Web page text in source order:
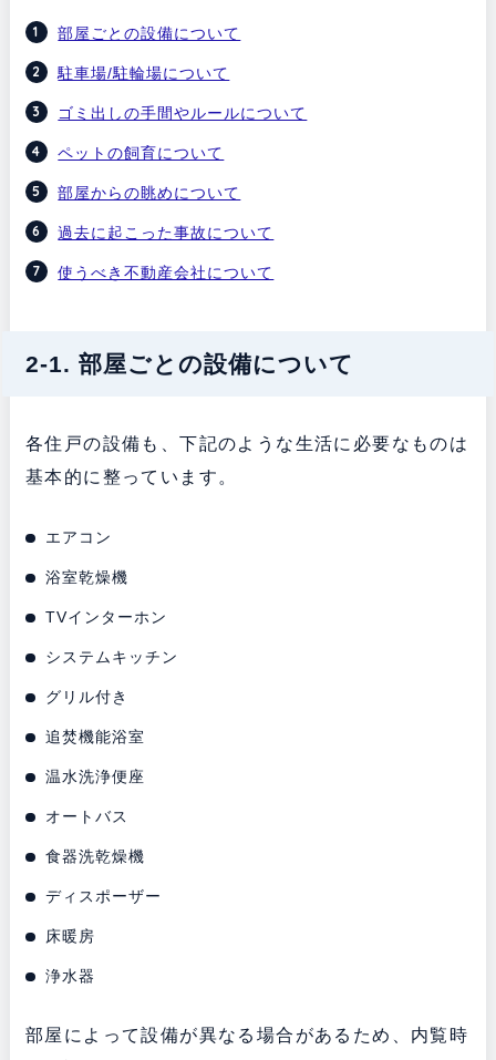
部屋ごとの設備について
駐車場/駐輪場について
ゴミ出しの手間やルールについて
ペットの飼育について
部屋からの眺めについて
過去に起こった事故について
使うべき不動産会社について
2-1. 部屋ごとの設備について
各住戸の設備も、下記のような生活に必要なものは
基本的に整っています。
エアコン
浴室乾燥機
TVインターホン
システムキッチン
グリル付き
追焚機能浴室
温水洗浄便座
オートバス
食器洗乾燥機
ディスポーザー
床暖房
浄水器
部屋によって設備が異なる場合があるため、内覧時